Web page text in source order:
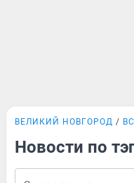
ВЕЛИКИЙ НОВГОРОД
Новости по